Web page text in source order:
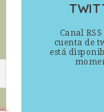
Canal
cuenta de
está